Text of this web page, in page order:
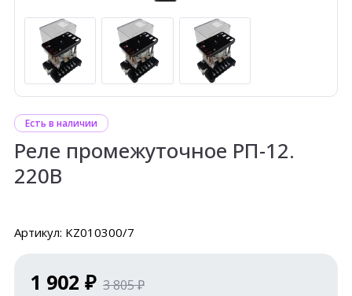
Есть в наличии
Реле промежуточное РП-12.
220В
Артикул: KZ010300/7
1 902 ₽ 3 805 ₽